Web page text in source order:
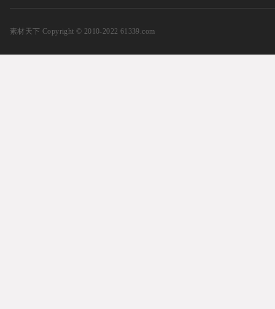
素材天下 Copyright © 2010-2022 61339.com